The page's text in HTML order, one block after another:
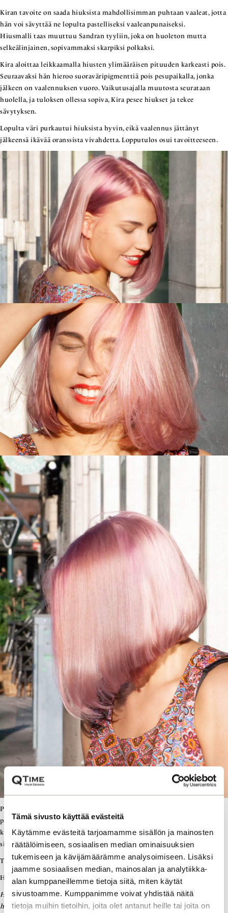
Tämä sivusto käyttää evästeitä
Käytämme evästeitä tarjoamamme sisällön ja mainosten
räätälöimiseen, sosiaalisen median ominaisuuksien
tukemiseen ja kävijämäärämme analysoimiseen. Lisäksi
jaamme sosiaalisen median, mainosalan ja analytiikka-
alan kumppaneillemme tietoja siitä, miten käytät
sivustoamme. Kumppanimme voivat yhdistää näitä
tietoja muihin tietoihin, joita olet antanut heille tai joita on
Kiran tavoite on saada hiuksista mahdollisimman puhtaan vaaleat, jotta
hän voi sävyttää ne lopulta pastelliseksi vaaleanpunaiseksi.
Hiusmalli taas muuttuu Sandran tyyliin, joka on huoleton mutta
selkeälinjainen, sopivammaksi skarpiksi polkaksi.
Kira aloittaa leikkaamalla hiusten ylimääräisen pituuden karkeasti pois.
Seuraavaksi hän hieroo suoraväripigmenttiä pois pesupaikalla, jonka
jälkeen on vaalennuksen vuoro. Vaikutusajalla muutosta seurataan
huolella, ja tuloksen ollessa sopiva, Kira pesee hiukset ja tekee
sävytyksen.
Lopulta väri purkautui hiuksista hyvin, eikä vaalennus jättänyt
jälkeensä ikävää oranssista vivahdetta. Lopputulos osui tavoitteeseen.
Pastellinen vaaleanpunainen on Sandralle, jota kesäiset värit pukevat
parhaiten, täydellinen. Esimerkiksi harmahtava hiusväri tekisi ihosta
kellertävän. Vaaleat pastellisävyt tuovat esiin parhaita puolia, kuten
silmien väriä.
Työhön kulunut aika: noin 5-6 tuntia.
Hinta-arvio Hair Designerin toteuttamana: noin 365 €.
Huomaathan lopulliseen hintaan vaikuttavat tekijät: kampaajasi taso,
hiustesi pituus ja paksuus, vaalentamiseen käytetty aika ja Olaplex.